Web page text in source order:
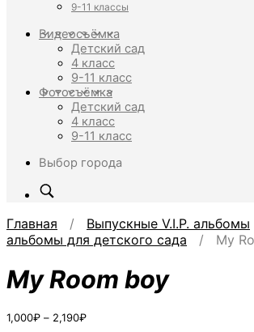
9-11 классы
Видеосъёмка
Детский сад
4 класс
9-11 класс
Фотосъёмка
Детский сад
4 класс
9-11 класс
Выбор города
Главная / Выпускные V.I.P. альбомы
альбомы для детского сада / My
My Room boy
1,000₽ – 2,190₽Диапазон